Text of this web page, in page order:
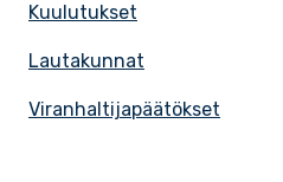
Kuulutukset
Lautakunnat
Viranhaltijapäätökset